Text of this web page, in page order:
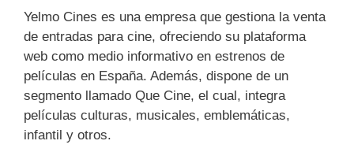
Yelmo Cines es una empresa que gestiona la venta
de entradas para cine, ofreciendo su plataforma
web como medio informativo en estrenos de
películas en España. Además, dispone de un
segmento llamado Que Cine, el cual, integra
películas culturas, musicales, emblemáticas,
infantil y otros.